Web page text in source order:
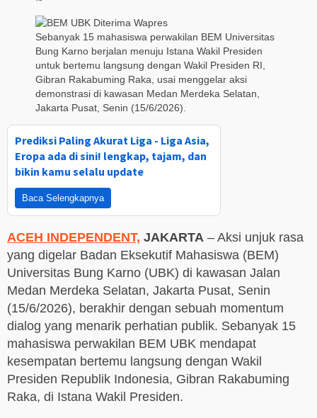
Sebanyak 15 mahasiswa perwakilan BEM Universitas
Bung Karno berjalan menuju Istana Wakil Presiden
untuk bertemu langsung dengan Wakil Presiden RI,
Gibran Rakabuming Raka, usai menggelar aksi
demonstrasi di kawasan Medan Merdeka Selatan,
Jakarta Pusat, Senin (15/6/2026).
Prediksi Paling Akurat Liga - Liga Asia,
Eropa ada di sini! lengkap, tajam, dan
bikin kamu selalu update
Baca Selengkapnya
ACEH INDEPENDENT, JAKARTA – Aksi unjuk rasa
yang digelar Badan Eksekutif Mahasiswa (BEM)
Universitas Bung Karno (UBK) di kawasan Jalan
Medan Merdeka Selatan, Jakarta Pusat, Senin
(15/6/2026), berakhir dengan sebuah momentum
dialog yang menarik perhatian publik. Sebanyak 15
mahasiswa perwakilan BEM UBK mendapat
kesempatan bertemu langsung dengan Wakil
Presiden Republik Indonesia, Gibran Rakabuming
Raka, di Istana Wakil Presiden.